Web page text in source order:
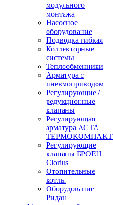
модульного
монтажа
Насосное
оборудование
Подводка гибкая
Коллекторные
системы
Теплообменники
Арматура с
пневмоприводом
Регулирующие /
редукционные
клапаны
Регулирующая
арматура АСТА
ТЕРМОКОМПАКТ
Регулирующие
клапаны БРОЕН
Clorius
Отопительные
котлы
Оборудование
Ридан